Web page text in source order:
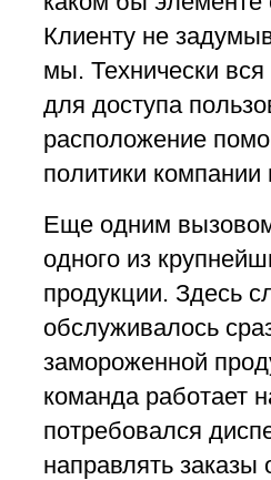
Клиенту не
мы. Технически
для доступа
расположение
политики
Еще одним
одного из
продукции. Здесь
обслуживалось
замороженной
команда работает
потребовался
направлять заказы